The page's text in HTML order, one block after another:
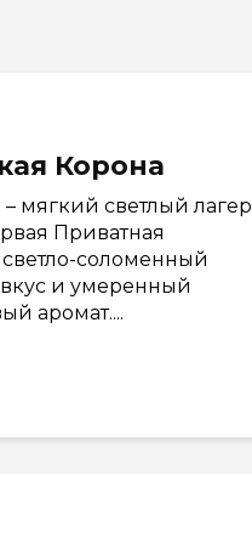
Корона
мягкий светлый лагер
Приватная
соломенный
и умеренный
аромат....